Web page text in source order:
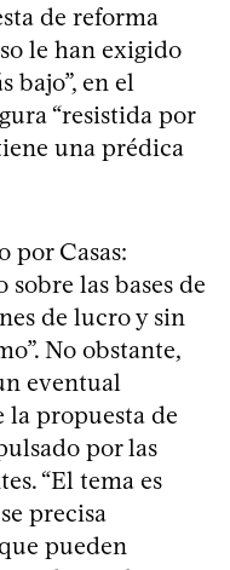
de reforma
le han exigido
bajo”, en el
“resistida por
una prédica
por Casas:
las bases de
de lucro y sin
No obstante,
eventual
la propuesta de
por las
“El tema es
precisa
pueden